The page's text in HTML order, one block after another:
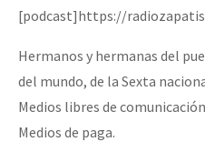
[podcast]https://
Hermanos y hermanas del
del mundo, de la Sexta
Medios libres de
Medios de paga.